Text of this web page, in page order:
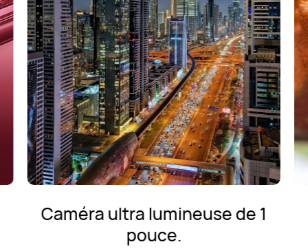
Caméra ultra lumineuse de 1
pouce.